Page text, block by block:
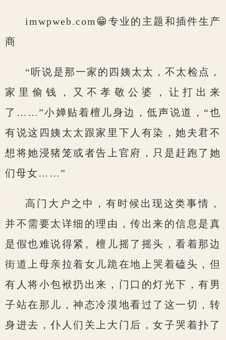
imwpweb.com😁专业的主题和插件生产
商
“听说是那一家的四姨太太，不太检点，
家里偷钱，又不孝敬公婆，让打出来
了……”小婵贴着檀儿身边，低声说道，“也
有说这四姨太太跟家里下人有染，她夫君不
想将她浸猪笼或者告上官府，只是赶跑了她
们母女……”
高门大户之中，有时候出现这类事情，
并不需要太详细的理由，传出来的信息是真
是假也难说得紧。檀儿摇了摇头，看着那边
街道上母亲拉着女儿跪在地上哭着磕头，但
有人将小包袱扔出来，门口的灯光下，有男
子站在那儿，神态冷漠地看过了这一切，转
身进去，仆人们关上大门后，女子哭着扑了